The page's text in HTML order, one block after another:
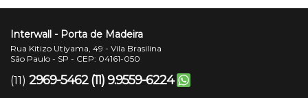
Interwall - Porta de Madeira
Rua Kitizo Utiyama, 49 - Vila Brasilina
São Paulo - SP - CEP: 04161-050
(11) 2969-5462 (11) 9.9559-6224